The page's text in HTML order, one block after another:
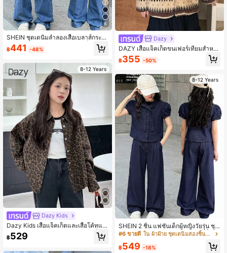
6
SHEIN ชุดเดนิมลำลองเสื้อเบลาส์กระดุ
มแถวเดียวและกางเกงสำหรับเด็กผู้หญิง
วัยรุ่น
฿441 -48%
8-12 Years
Dazy Kids
Dazy Kids เสื้อแจ็คเก็ตและเสื้อโค้ทแข
นยาวผ้าเดนิมลายเสือดาวสำหรับเด็กผู้
หญิงวัยรุ่น, ฤดูใบไม้ร่วง/ฤดูหนาว
฿529
Dazy
DAZY เสื้อแจ็คเก็ตขนเฟอร์เทียมสำหรั
บเด็กผู้หญิงวัยรุ่น
฿355 -50%
8-12 Years
SHEIN 2 ชิ้น แฟชั่นเด็กผู้หญิงวัยรุ่น ชุด
สตรีทแวร์สำหรับงานพรอม ดีไซน์ที่เข้า
กันได้หลากหลาย สไตล์ Y2k วินเทจสุดเ
ท่ เสื้อแขนสั้นทรงหลวมลายโบว์สีน้ำเงิน
#6 ขายดี ใน ผ้าฝ้าย ชุดเดนิมสองชิ้นสำหรับเด็กผู้หญิงวัยรุ่น
฿549 -18%